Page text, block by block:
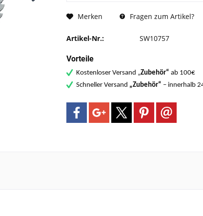
Merken Fragen zum Artikel?
Artikel-Nr.: SW10757
Vorteile
Kostenloser Versand „Zubehör“ ab 100€
Schneller Versand „Zubehör“ – innerhalb